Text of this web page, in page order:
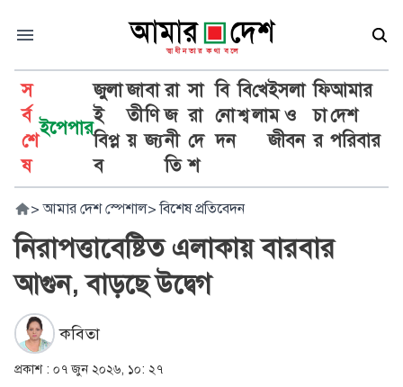
স
র্ব
শে
ষ
ইপেপার
জুলা
ই
বিপ্ল
ব
জা
তী
য়
বা
ণি
জ্য
রা
জ
নী
তি
সা
রা
দে
শ
বি
নো
দন
বি
শ্ব
খে
লা
ইসলা
ম ও
জীবন
ফি
চা
র
আমার
দেশ
পরিবার
> আমার দেশ স্পেশাল> বিশেষ প্রতিবেদন
নিরাপত্তাবেষ্টিত এলাকায় বারবার
আগুন, বাড়ছে উদ্বেগ
কবিতা
প্রকাশ : ০৭ জুন ২০২৬, ১০: ২৭